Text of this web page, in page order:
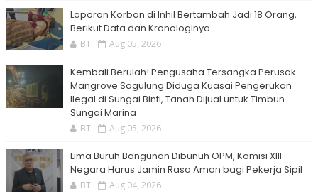
Laporan Korban di Inhil Bertambah Jadi 18 Orang,
Berikut Data dan Kronologinya
BT Aug 05, 2026
Kembali Berulah! Pengusaha Tersangka Perusak
Mangrove Sagulung Diduga Kuasai Pengerukan
Ilegal di Sungai Binti, Tanah Dijual untuk Timbun
Sungai Marina
BT Aug 05, 2026
Lima Buruh Bangunan Dibunuh OPM, Komisi XIII:
Negara Harus Jamin Rasa Aman bagi Pekerja Sipil
BT Aug 04, 2026